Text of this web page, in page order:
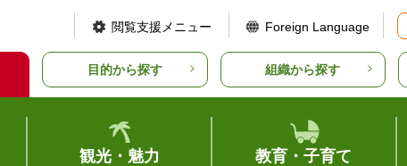
閲覧支援メニュー Foreign Language
目的から探す 組織から探す
観光・魅力 教育・子育て